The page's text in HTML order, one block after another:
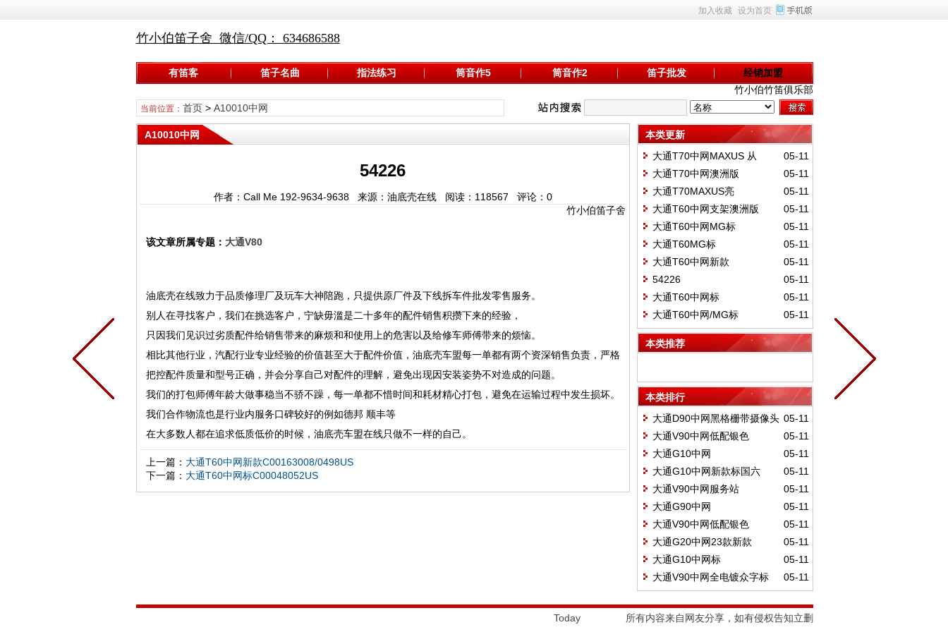
加入收藏 设为首页
竹小伯笛子舍 微信/QQ： 634686588
有笛客 笛子名曲 指法练习 筒音作5 筒音作2 笛子批发 经销加盟
竹小伯竹笛俱乐部
当前位置： 首页> A10010中网
A10010中网
54226
作者：Call Me 192-9634-9638 来源：油底壳在线 阅读： 118567 评论： 0
竹小伯笛子舍
该文章所属专题： 大通V80
油底壳在线致力于品质修理厂及玩车大神陪跑，只提供原厂件及下线拆车件批发零售服务。
别人在寻找客户，我们在挑选客户，宁缺毋滥是二十多年的配件销售积攒下来的经验，
只因我们见识过劣质配件给销售带来的麻烦和和使用上的危害以及给修车师傅带来的烦恼。
相比其他行业，汽配行业专业经验的价值甚至大于配件价值，油底壳车盟每一单都有两个资深销售负责，严格
把控配件质量和型号正确，并会分享自己对配件的理解，避免出现因安装姿势不对造成的问题。
我们的打包师傅年龄大做事稳当不骄不躁，每一单都不惜时间和耗材精心打包，避免在运输过程中发生损坏。
我们合作物流也是行业内服务口碑较好的例如德邦 顺丰等
在大多数人都在追求低质低价的时候，油底壳车盟在线只做不一样的自己。
上一篇： 大通T60中网新款C00163008/0498US
下一篇： 大通T60中网标C00048052US
本类更新
05-11
大通T70中网MAXUS 从
98785/0280us
05-11
大通T70中网澳洲版
C00336331/0495US
05-11
大通T70MAXUS亮
C00198785/140CN
05-11
大通T60中网支架澳洲版
C00351635/021US
05-11
大通T60中网MG标
C00233349US
05-11
大通T60MG标
C0023339/310US
05-11
大通T60中网新款
C00163008/0498US
05-11
54226
05-11
大通T60中网标
C00048052US
05-11
大通T60中网/MG标
C00233349CN
本类推荐
本类排行
05-11
大通D90中网黑格栅带摄像头
C00060352/0600US
05-11
大通V90中网低配银色
C00076659/0500CN
05-11
大通G10中网
C00063825/C00198902/0240US05-11
大通G10中网新款标国六
C00228357/C00228359/0420US05-11
大通V90中网服务站
C00074256/0727US
05-11
大通G90中网
C00412090/0690US
05-11
大通V90中网低配银色
C00076659/0575US
05-11
大通G20中网23款新款
C00484639/01600US
05-11
大通G10中网标
C00063825/010CN
05-11
大通V90中网全电镀众字标
C00076660/0540CN
Today 所有内容来自网友分享，如有侵权告知立删